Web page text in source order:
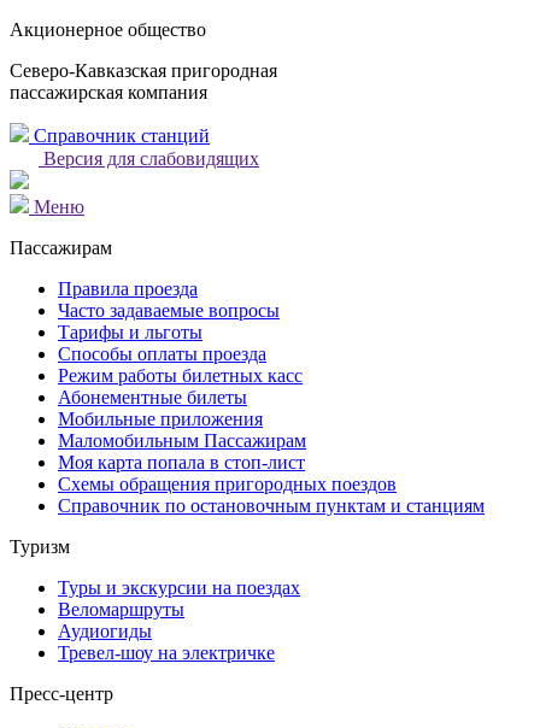
Акционерное общество
Северо-Кавказская пригородная
пассажирская компания
Справочник станций
Версия для слабовидящих
Меню
Пассажирам
Правила проезда
Часто задаваемые вопросы
Тарифы и льготы
Способы оплаты проезда
Режим работы билетных касс
Абонементные билеты
Мобильные приложения
Маломобильным Пассажирам
Моя карта попала в стоп-лист
Cхемы обращения пригородных поездов
Справочник по остановочным пунктам и станциям
Туризм
Туры и экскурсии на поездах
Веломаршруты
Аудиогиды
Тревел-шоу на электричке
Пресс-центр